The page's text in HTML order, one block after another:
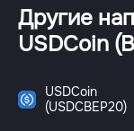
Другие
USDCoin
USDCoin
(USDCBEP20)